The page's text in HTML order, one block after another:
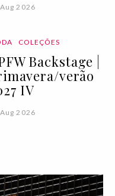
2026
COLEÇÕES
Backstage |
verão
IV
2026